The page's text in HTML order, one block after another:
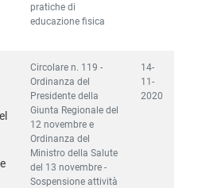
pratiche di
educazione fisica
Circolare n. 119 -
Ordinanza del
Presidente della
Giunta Regionale del
12 novembre e
Ordinanza del
Ministro della Salute
del 13 novembre -
Sospensione attività
14-
11-
2020